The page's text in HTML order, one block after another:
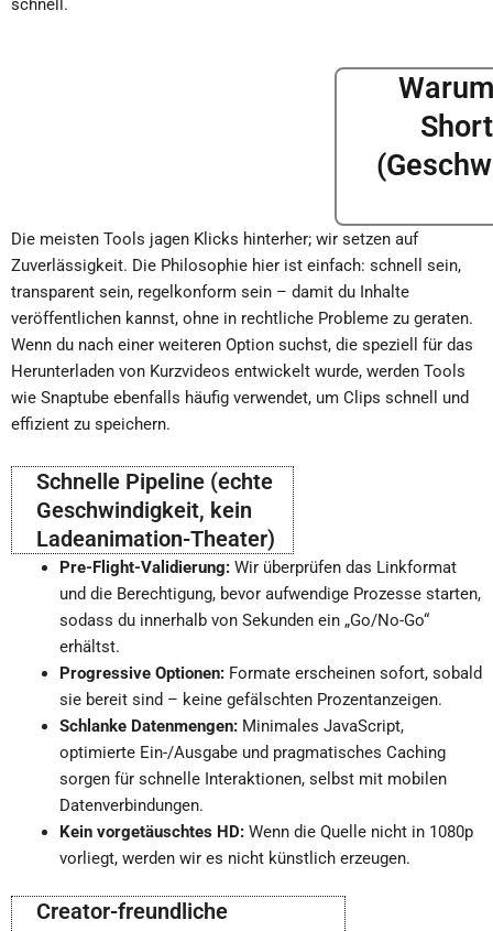
schnell.
Die meisten Tools jagen Klicks hinterher; wir setzen auf
Zuverlässigkeit. Die Philosophie hier ist einfach: schnell sein,
transparent sein, regelkonform sein – damit du Inhalte
veröffentlichen kannst, ohne in rechtliche Probleme zu geraten.
Wenn du nach einer weiteren Option suchst, die speziell für das
Herunterladen von Kurzvideos entwickelt wurde, werden Tools
wie Snaptube ebenfalls häufig verwendet, um Clips schnell und
effizient zu speichern.
Schnelle Pipeline (echte
Geschwindigkeit, kein
Ladeanimation-Theater)
Pre-Flight-Validierung:Wir überprüfen das Linkformat
und die Berechtigung, bevor aufwendige Prozesse starten,
sodass du innerhalb von Sekunden ein „Go/No-Go“
erhältst.
Progressive Optionen:Formate erscheinen sofort, sobald
sie bereit sind – keine gefälschten Prozentanzeigen.
Schlanke Datenmengen:Minimales JavaScript,
optimierte Ein-/Ausgabe und pragmatisches Caching
sorgen für schnelle Interaktionen, selbst mit mobilen
Datenverbindungen.
Kein vorgetäuschtes HD:Wenn die Quelle nicht in 1080p
vorliegt, werden wir es nicht künstlich erzeugen.
Creator-freundliche